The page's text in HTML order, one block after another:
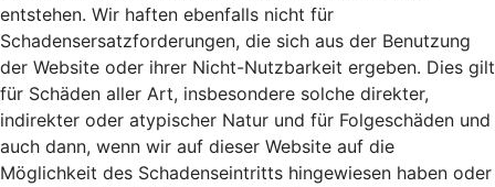
entstehen. Wir haften ebenfalls nicht für
Schadensersatzforderungen, die sich aus der Benutzung
der Website oder ihrer Nicht-Nutzbarkeit ergeben. Dies gilt
für Schäden aller Art, insbesondere solche direkter,
indirekter oder atypischer Natur und für Folgeschäden und
auch dann, wenn wir auf dieser Website auf die
Möglichkeit des Schadenseintritts hingewiesen haben oder